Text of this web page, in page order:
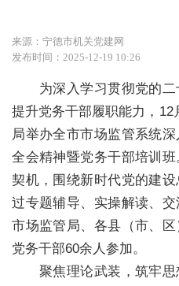
来源：宁德市机关党建网
发布时间：2025-12-19 10:26
为深入学习贯彻党的
提升党务干部履职能力，12
局举办全市市场监管系统
全会精神暨党务干部培训
契机，围绕新时代党的建
过专题辅导、实操解读、
市场监管局、各县（市、
党务干部60余人参加。
聚焦理论武装，筑牢